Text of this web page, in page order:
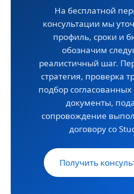
На бесплатной
консультации мы
профиль, сроки и
обозначим
реалистичный шаг.
стратегия, проверка
подбор
документы,
сопровождение
договору со
Получить